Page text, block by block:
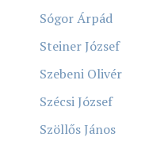
Sógor Árpád
Steiner József
Szebeni Olivér
Szécsi József
Szöllős János